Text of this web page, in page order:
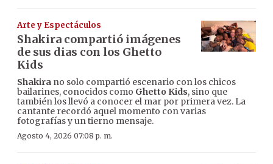
Arte y Espectáculos
Shakira compartió imágenes
de sus dias con los Ghetto
Kids
Shakira no solo compartió escenario con los chicos
bailarines, conocidos como Ghetto Kids, sino que
también los llevó a conocer el mar por primera vez. La
cantante recordó aquel momento con varias
fotografías y un tierno mensaje.
Agosto 4, 2026 07:08 p. m.